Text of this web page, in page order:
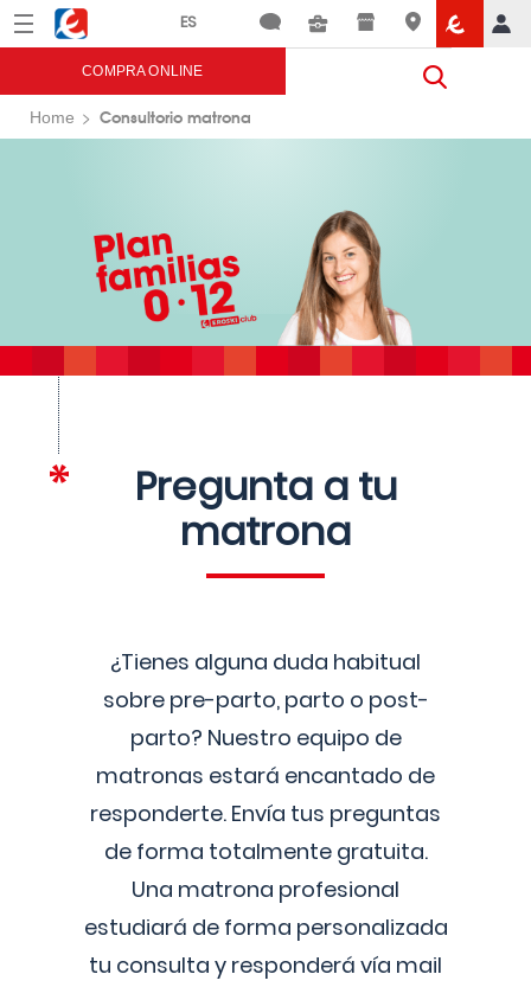
Menú Eroski
COMPRA ONLINE
Home Consultorio matrona
Pregunta a tu
matrona
¿Tienes alguna duda habitual
sobre pre-parto, parto o post-
parto? Nuestro equipo de
matronas estará encantado de
responderte. Envía tus preguntas
de forma totalmente gratuita.
Una matrona profesional
estudiará de forma personalizada
tu consulta y responderá vía mail